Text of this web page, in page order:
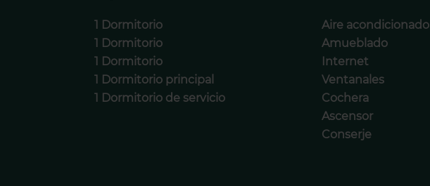
1 Dormitorio
1 Dormitorio
1 Dormitorio
1 Dormitorio principal
1 Dormitorio de servicio
Aire acondicionado
Amueblado
Internet
Ventanales
Cochera
Ascensor
Conserje